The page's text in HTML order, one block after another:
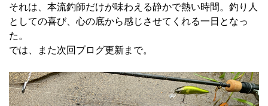
それは、本流釣師だけが味わえる静かで熱い時間。釣り人
としての喜び、心の底から感じさせてくれる一日となっ
た。
では、また次回ブログ更新まで。